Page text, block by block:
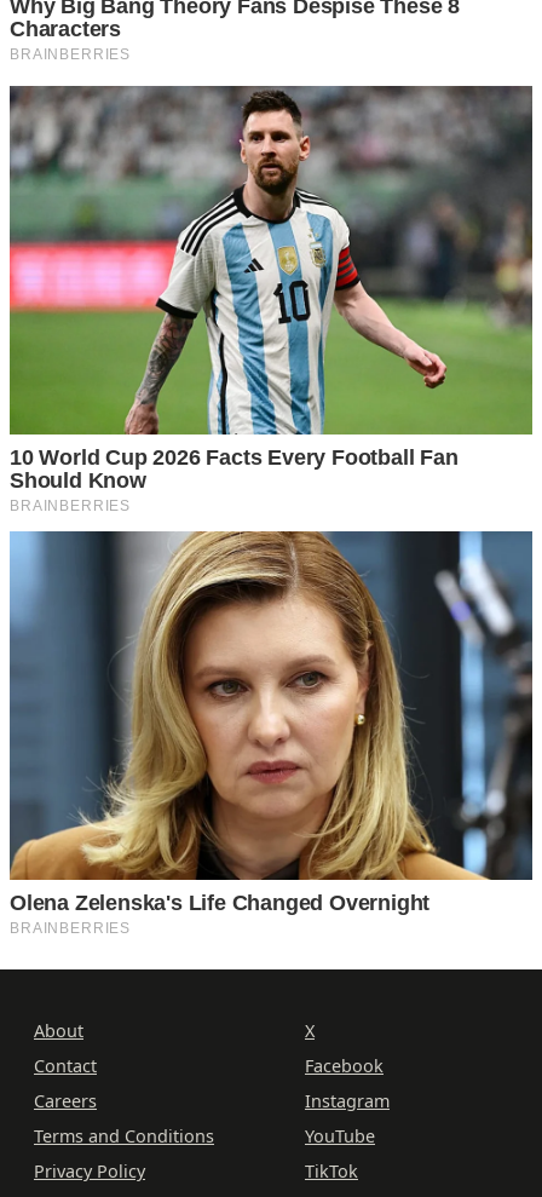
About
Contact
Careers
Terms and Conditions
Privacy Policy
X
Facebook
Instagram
YouTube
TikTok